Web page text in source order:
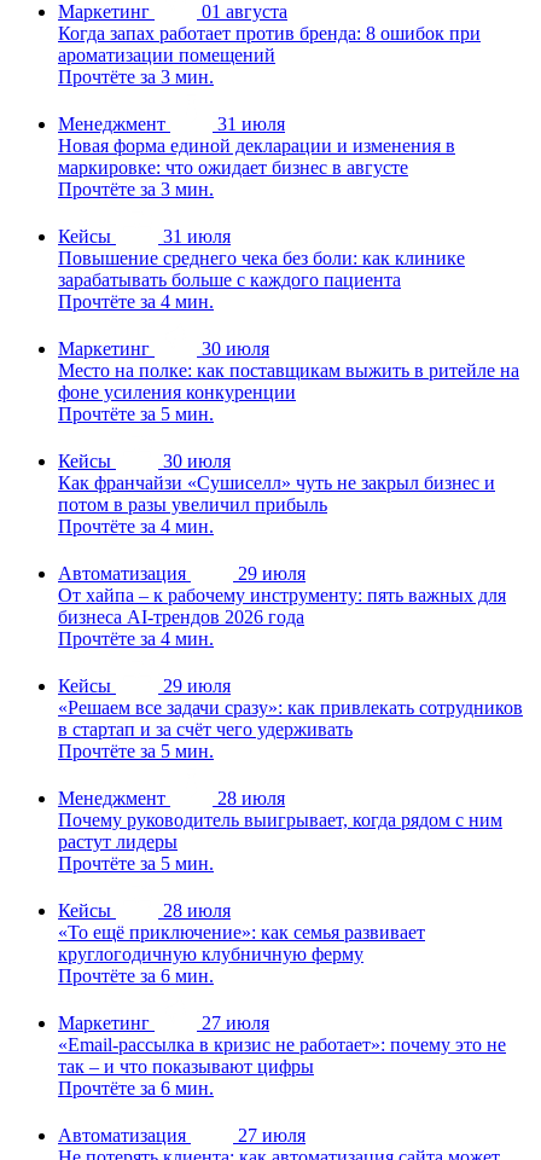
Маркетинг
01 августа
Когда запах работает против бренда: 8 ошибок при
ароматизации помещений
Прочтёте за 3 мин.
Менеджмент
31 июля
Новая форма единой декларации и изменения в
маркировке: что ожидает бизнес в августе
Прочтёте за 3 мин.
Кейсы
31 июля
Повышение среднего чека без боли: как клинике
зарабатывать больше с каждого пациента
Прочтёте за 4 мин.
Маркетинг
30 июля
Место на полке: как поставщикам выжить в ритейле на
фоне усиления конкуренции
Прочтёте за 5 мин.
Кейсы
30 июля
Как франчайзи «Сушиселл» чуть не закрыл бизнес и
потом в разы увеличил прибыль
Прочтёте за 4 мин.
Автоматизация
29 июля
От хайпа – к рабочему инструменту: пять важных для
бизнеса AI-трендов 2026 года
Прочтёте за 4 мин.
Кейсы
29 июля
«Решаем все задачи сразу»: как привлекать сотрудников
в стартап и за счёт чего удерживать
Прочтёте за 5 мин.
Менеджмент
28 июля
Почему руководитель выигрывает, когда рядом с ним
растут лидеры
Прочтёте за 5 мин.
Кейсы
28 июля
«То ещё приключение»: как семья развивает
круглогодичную клубничную ферму
Прочтёте за 6 мин.
Маркетинг
27 июля
«Email-рассылка в кризис не работает»: почему это не
так – и что показывают цифры
Прочтёте за 6 мин.
Автоматизация
27 июля